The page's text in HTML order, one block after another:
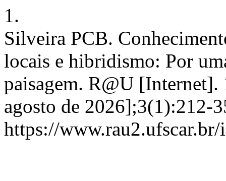
1.
Silveira PCB.
locais e hibridismo: Por
paisagem. R@U [Internet].
agosto de 2026];3(1):212-
https://